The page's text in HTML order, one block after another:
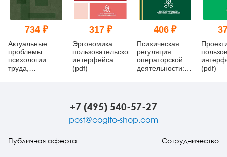
734 ₽
Актуальные
проблемы
психологии
труда,
317 ₽
Эргономика
пользовательского
интерфейса
(pdf)
406 ₽
Психическая
регуляция
операторской
деятельности: в
(pdf)
+7 (495) 540-57-27
post@cogito-shop.com
Публичная оферта Сотрудничество